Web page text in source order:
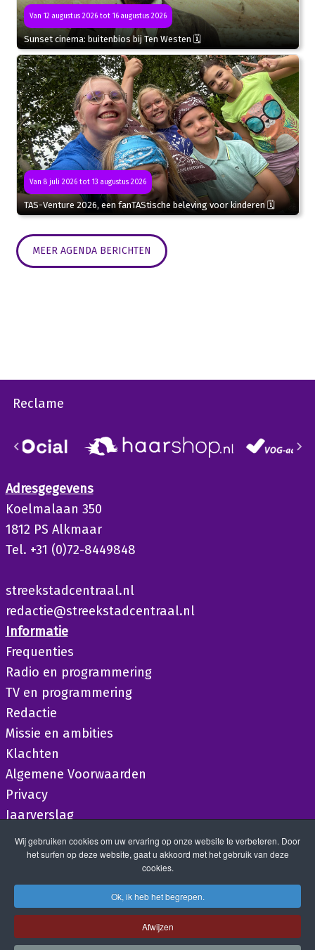
Van 12 augustus 2026 tot 16 augustus 2026
Sunset cinema: buitenbios bij Ten Westen 🗓
Van 8 juli 2026 tot 13 augustus 2026
TAS-Venture 2026, een fanTAStische beleving voor kinderen 🗓
MEER AGENDA BERICHTEN
Reclame
Adresgegevens
Koelmalaan 350
1812 PS Alkmaar
Tel. +31 (0)72-8449848
streekstadcentraal.nl
redactie@streekstadcentraal.nl
Informatie
Frequenties
Radio en programmering
TV en programmering
Redactie
Missie en ambities
Klachten
Algemene Voorwaarden
Privacy
Jaarverslag
Wij gebruiken cookies om uw ervaring op onze website te verbeteren. Door
het surfen op deze website, gaat u akkoord met het gebruik van deze
cookies.
Ok, ik heb het begrepen.
Afwijzen